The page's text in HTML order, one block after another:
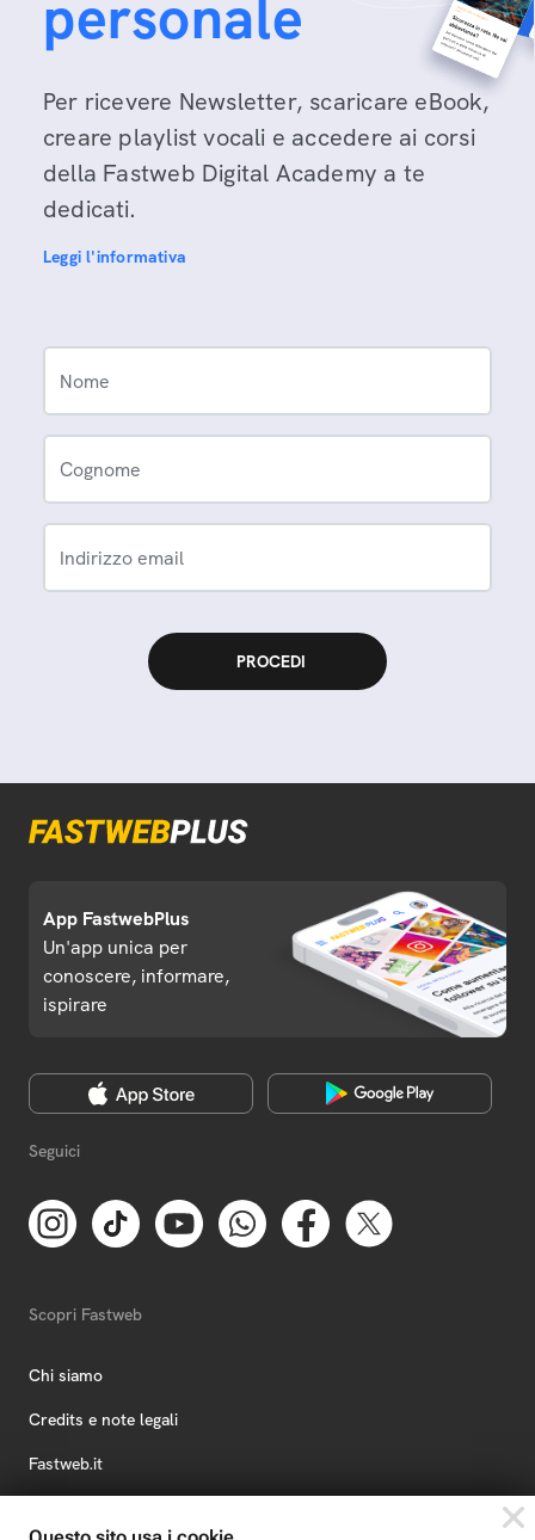
personale
Per ricevere Newsletter, scaricare eBook,
creare playlist vocali e accedere ai corsi
della Fastweb Digital Academy a te
dedicati.
Leggi l'informativa
Nome
Cognome
Indirizzo email
App FastwebPlus
Un'app unica per
conoscere, informare,
ispirare
Seguici
Scopri Fastweb
Chi siamo
Credits e note legali
Fastweb.it